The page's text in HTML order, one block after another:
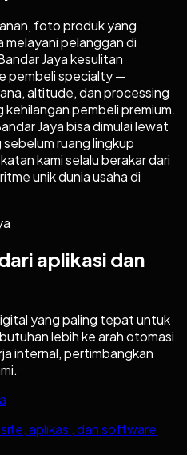
foto produk yang
pelanggan di
Jaya kesulitan
pembeli specialty —
altitude, dan processing
kehilangan pembeli premium.
Jaya bisa dimulai lewat
ruang lingkup
kami selalu berakar dari
unik dunia usaha di
aplikasi dan
yang paling tepat untuk
lebih ke arah otomasi
internal, pertimbangkan
aplikasi, dan software